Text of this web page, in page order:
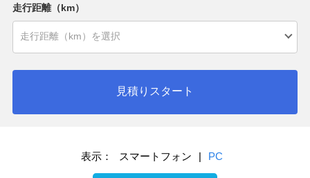
走行距離（km）
見積りスタート
表示： スマートフォン | PC